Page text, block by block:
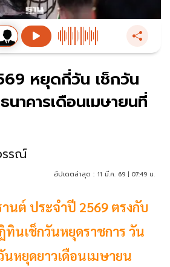
หยุดกี่วัน เช็กวัน
นาคารเดือนเมษายนที่
รรณ์
อัปเดตล่าสุด : 11 มี.ค. 69 | 07:49 น.
นต์ ประจำปี 2569 ตรงกับ
ทินเช็กวันหยุดราชการ วัน
นหยุดยาวเดือนเมษายน